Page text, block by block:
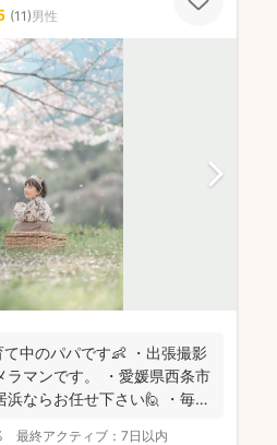
(11)男性
て中のパパです👶 ・出張撮影
ラマンです。 ・愛媛県西条市
ならお任せ下さい🙋 ・毎日
最終アクティブ： 7日以内